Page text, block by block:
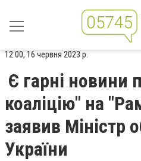
12:00, 16 червня 2023 р.
Є гарні новини
коаліцію" на
заявив Міністр
України